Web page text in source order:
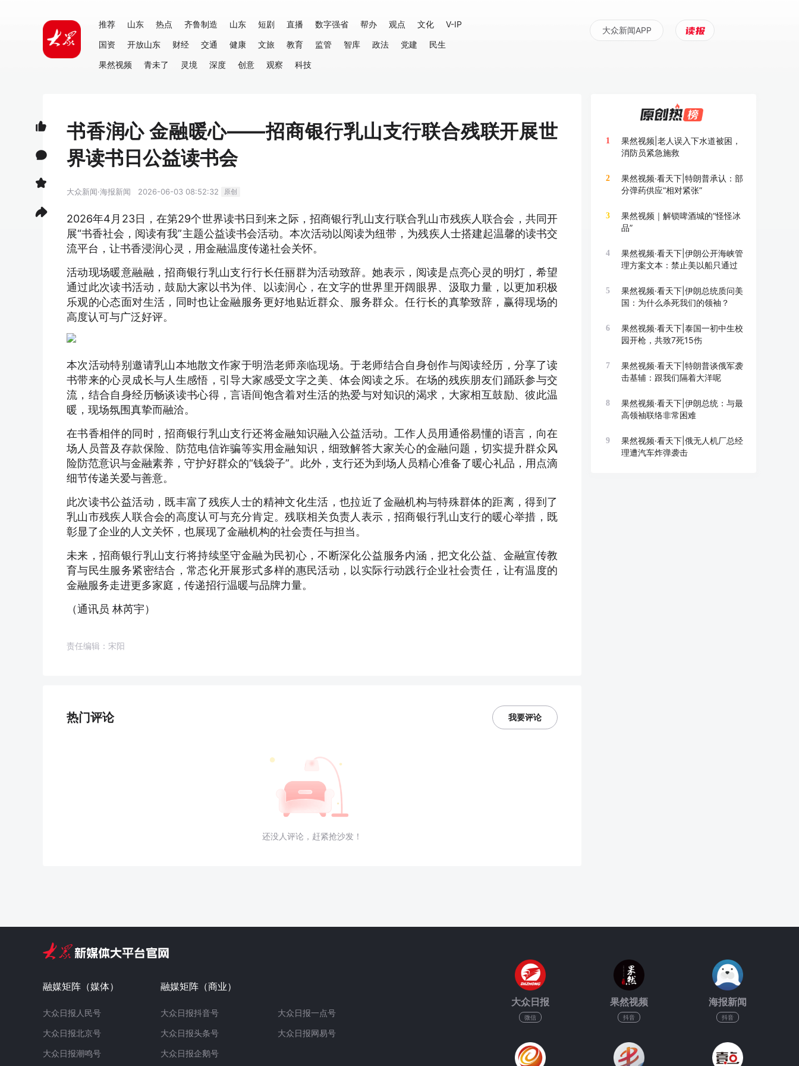
推荐 山东 热点 齐鲁制造 山东 短剧 直播 数字强省 帮办 观点 文化
V-IP
国资
开放山东 财经 交通 健康 文旅 教育 监管 智库 政法 党建
民生
果然视频
青未了 灵境 深度 创意 观察 科技
大众新闻APP
书香润心 金融暖心——招商银行乳山支行联合残联开展世
界读书日公益读书会
大众新闻·海报新闻 2026-06-03 08:52:32 原创
2026年4月23日，在第29个世界读书日到来之际，招商银行乳山支行联合乳山市残疾人联合会，共同开
展“书香社会，阅读有我”主题公益读书会活动。本次活动以阅读为纽带，为残疾人士搭建起温馨的读书交
流平台，让书香浸润心灵，用金融温度传递社会关怀。
活动现场暖意融融，招商银行乳山支行行长任丽群为活动致辞。她表示，阅读是点亮心灵的明灯，希望
通过此次读书活动，鼓励大家以书为伴、以读润心，在文字的世界里开阔眼界、汲取力量，以更加积极
乐观的心态面对生活，同时也让金融服务更好地贴近群众、服务群众。任行长的真挚致辞，赢得现场的
高度认可与广泛好评。
本次活动特别邀请乳山本地散文作家于明浩老师亲临现场。于老师结合自身创作与阅读经历，分享了读
书带来的心灵成长与人生感悟，引导大家感受文字之美、体会阅读之乐。在场的残疾朋友们踊跃参与交
流，结合自身经历畅谈读书心得，言语间饱含着对生活的热爱与对知识的渴求，大家相互鼓励、彼此温
暖，现场氛围真挚而融洽。
在书香相伴的同时，招商银行乳山支行还将金融知识融入公益活动。工作人员用通俗易懂的语言，向在
场人员普及存款保险、防范电信诈骗等实用金融知识，细致解答大家关心的金融问题，切实提升群众风
险防范意识与金融素养，守护好群众的“钱袋子”。此外，支行还为到场人员精心准备了暖心礼品，用点滴
细节传递关爱与善意。
此次读书公益活动，既丰富了残疾人士的精神文化生活，也拉近了金融机构与特殊群体的距离，得到了
乳山市残疾人联合会的高度认可与充分肯定。残联相关负责人表示，招商银行乳山支行的暖心举措，既
彰显了企业的人文关怀，也展现了金融机构的社会责任与担当。
未来，招商银行乳山支行将持续坚守金融为民初心，不断深化公益服务内涵，把文化公益、金融宣传教
育与民生服务紧密结合，常态化开展形式多样的惠民活动，以实际行动践行企业社会责任，让有温度的
金融服务走进更多家庭，传递招行温暖与品牌力量。
（通讯员 林芮宇）
责任编辑：宋阳
热门评论 我要评论
还没人评论，赶紧抢沙发！
1
果然视频|老人误入下水道被困，
消防员紧急施救
2
果然视频·看天下|特朗普承认：部
分弹药供应“相对紧张”
3
果然视频｜解锁啤酒城的“怪怪冰
品”
4
果然视频·看天下|伊朗公开海峡管
理方案文本：禁止美以船只通过
5
果然视频·看天下|伊朗总统质问美
国：为什么杀死我们的领袖？
6
果然视频·看天下|泰国一初中生校
园开枪，共致7死15伤
7
果然视频·看天下|特朗普谈俄军袭
击基辅：跟我们隔着大洋呢
8
果然视频·看天下|伊朗总统：与最
高领袖联络非常困难
9
果然视频·看天下|俄无人机厂总经
理遭汽车炸弹袭击
融媒矩阵（媒体）
大众日报人民号
大众日报北京号
大众日报潮鸣号
融媒矩阵（商业）
大众日报抖音号
大众日报头条号
大众日报企鹅号
大众日报一点号
大众日报网易号
大众日报
微信
果然视频
抖音
海报新闻
抖音